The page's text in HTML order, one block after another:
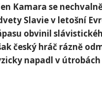
Kamara se
Slavie v letošní
obvinil
český hráč rázně
napadl v